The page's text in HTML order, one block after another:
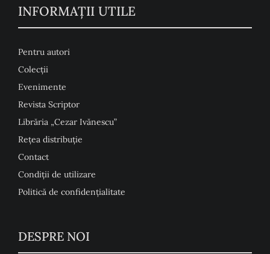
INFORMAŢII UTILE
Pentru autori
Colecţii
Evenimente
Revista Scriptor
Librăria „Cezar Ivănescu”
Rețea distribuție
Contact
Condiţii de utilizare
Politică de confidențialitate
DESPRE NOI